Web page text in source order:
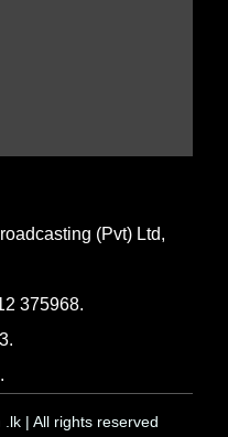
(Pvt) Ltd,
375968.
| All rights reserved